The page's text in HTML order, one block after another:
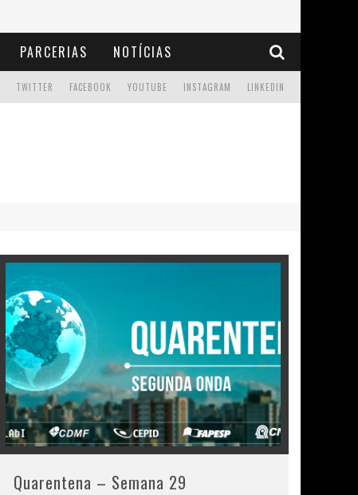
PARCERIAS NOTÍCIAS
LINKEDIN
INSTAGRAM
YOUTUBE
FACEBOOK
TWITTER
Quarentena – Semana 29